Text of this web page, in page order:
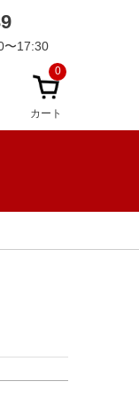
17:30
0
カート